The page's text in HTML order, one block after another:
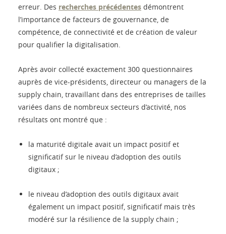
erreur. Des recherches précédentes démontrent
l’importance de facteurs de gouvernance, de
compétence, de connectivité et de création de valeur
pour qualifier la digitalisation.
Après avoir collecté exactement 300 questionnaires
auprès de vice-présidents, directeur ou managers de la
supply chain, travaillant dans des entreprises de tailles
variées dans de nombreux secteurs d’activité, nos
résultats ont montré que :
la maturité digitale avait un impact positif et
significatif sur le niveau d’adoption des outils
digitaux ;
le niveau d’adoption des outils digitaux avait
également un impact positif, significatif mais très
modéré sur la résilience de la supply chain ;